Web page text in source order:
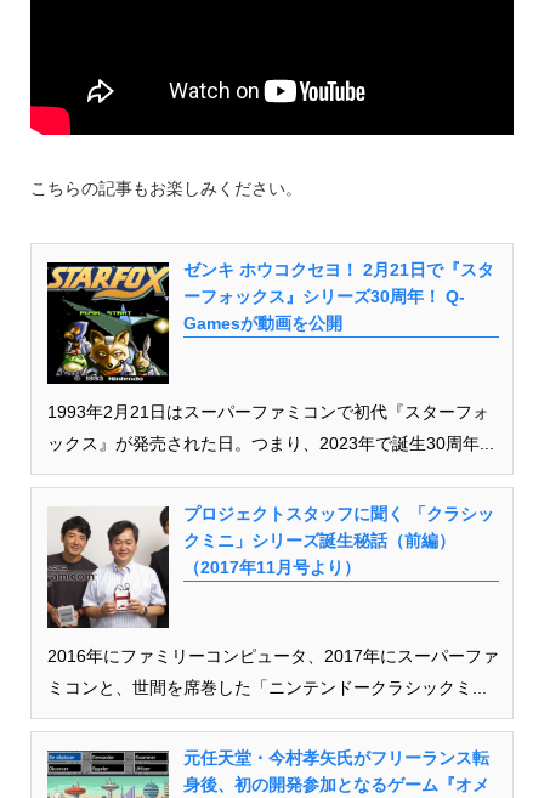
こちらの記事もお楽しみください。
ゼンキ ホウコクセヨ！ 2月21日で『スタ
ーフォックス』シリーズ30周年！ Q-
Gamesが動画を公開
1993年2月21日はスーパーファミコンで初代『スターフォ
ックス』が発売された日。つまり、2023年で誕生30周年...
プロジェクトスタッフに聞く 「クラシッ
クミニ」シリーズ誕生秘話（前編）
（2017年11月号より）
2016年にファミリーコンピュータ、2017年にスーパーファ
ミコンと、世間を席巻した「ニンテンドークラシックミ...
元任天堂・今村孝矢氏がフリーランス転
身後、初の開発参加となるゲーム『オメ